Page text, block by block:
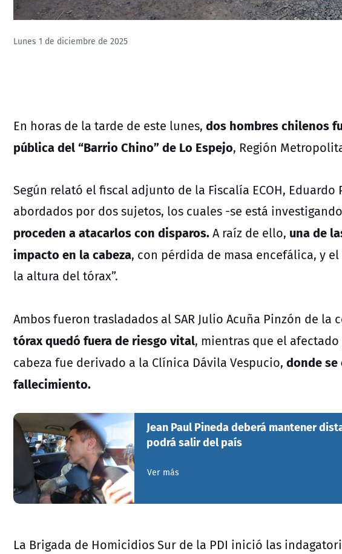
Lunes 1 de diciembre de 2025
En horas de la tarde de este lunes, dos hombres chilenos
pública del “Barrio Chino” de Lo Espejo, Región
Según relató el fiscal adjunto de la Fiscalía ECOH, Eduardo
abordados por dos sujetos, los cuales -se está
proceden a atacarlos con disparos.A raíz de ello, una de
impacto en la cabeza, con pérdida de masa encefálica, y
la altura del tórax”.
Ambos fueron trasladados al SAR Julio Acuña Pinzón de la
tórax quedó fuera de riesgo vital, mientras que el
cabeza fue derivado a la Clínica Dávila Vespucio, donde
fallecimiento.
Jean Paul Pineda deberá mantener
podrá salir del país
Ver más
La Brigada de Homicidios Sur de la PDI inició las